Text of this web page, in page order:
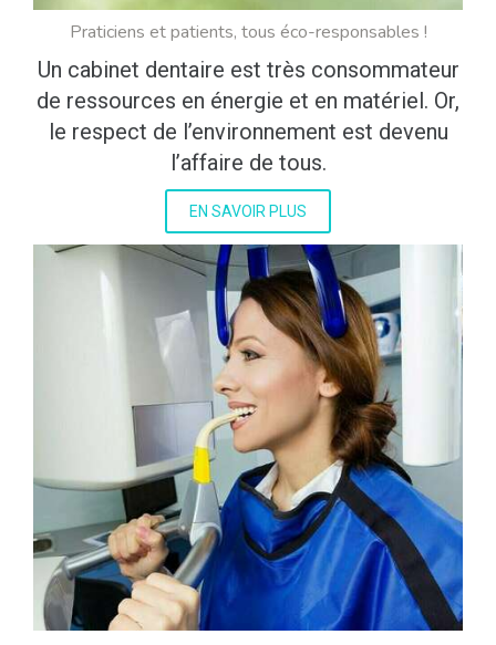
Praticiens et patients, tous éco-responsables !
Un cabinet dentaire est très consommateur
de ressources en énergie et en matériel. Or,
le respect de l’environnement est devenu
l’affaire de tous.
EN SAVOIR PLUS